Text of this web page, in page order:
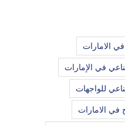
الامارات
في الإمارات
للواجهات
في الامارات